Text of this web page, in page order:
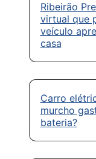
Ribeirão
virtual que
veículo
casa
Carro
murcho
bateria?